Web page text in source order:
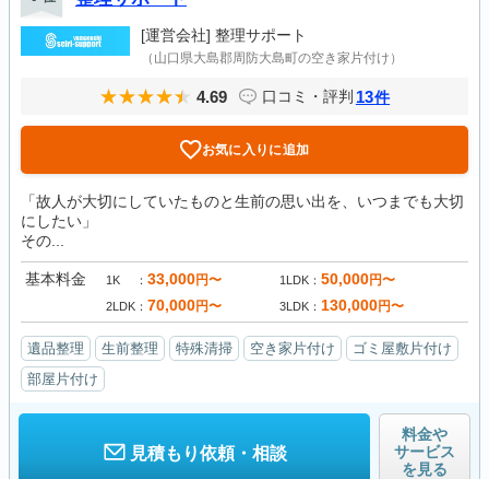
[運営会社] 整理サポート
（山口県大島郡周防大島町の空き家片付け）
4.69 口コミ・評判 13件
お気に入りに追加
「故人が大切にしていたものと生前の思い出を、いつまでも大切
にしたい」
その...
基本料金 1K 33,000円〜 1LDK 50,000円〜
2LDK 70,000円〜 3LDK 130,000円〜
遺品整理 生前整理 特殊清掃 空き家片付け
ゴミ屋敷片付け
部屋片付け
見積もり依頼・相談
料金や
サービス
を見る